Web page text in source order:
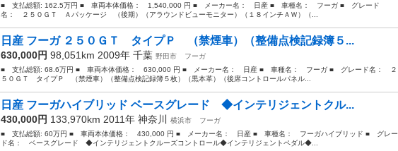
■ 支払総額: 162.5万円 ■ 車両本体価格： 1,540,000 円 ■ メーカー名： 日産 ■ 車種名： フーガ ■ グレード
名： ２５０ＧＴ Ａパッケージ （後期）（アラウンドビューモニター）（１８インチＡＷ）（...
日産 フーガ ２５０ＧＴ タイプＰ （禁煙車）（整備点検記録簿５...
630,000円 98,051km 2009年 千葉 野田市
フーガ
■ 支払総額: 68.6万円 ■ 車両本体価格： 630,000 円 ■ メーカー名： 日産 ■ 車種名： フーガ ■ グレード名： ２
５０ＧＴ タイプＰ （禁煙車）（整備点検記録簿５枚）（黒本革）（後席コントロールパネル...
日産 フーガハイブリッド ベースグレード ◆インテリジェントクル...
430,000円 133,970km 2011年 神奈川 横浜市
フーガ
■ 支払総額: 60万円 ■ 車両本体価格： 430,000 円 ■ メーカー名： 日産 ■ 車種名： フーガハイブリッド ■ グレー
ド名： ベースグレード ◆インテリジェントクルーズコントロール◆インテリジェントペダル◆...